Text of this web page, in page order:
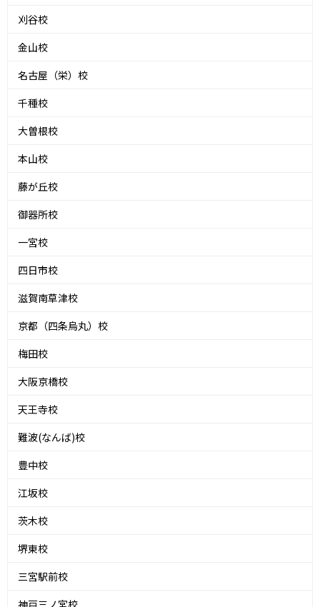
刈谷校
金山校
名古屋（栄）校
千種校
大曽根校
本山校
藤が丘校
御器所校
一宮校
四日市校
滋賀南草津校
京都（四条烏丸）校
梅田校
大阪京橋校
天王寺校
難波(なんば)校
豊中校
江坂校
茨木校
堺東校
三宮駅前校